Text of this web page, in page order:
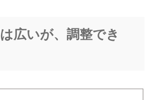
広いが、調整でき